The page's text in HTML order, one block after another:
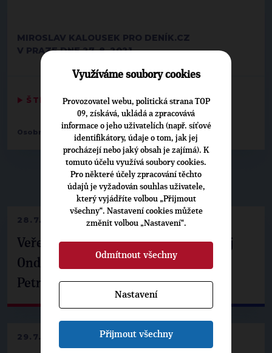
▶ NEPŘEHLÉDNĚTE
28.7.2026
Veřejné finance, euro i školství. Matěj
Ondřej Havel jednal s prezidentem
Petrem Pavlem
29.7.2026
MIROSLAV KALOUSEK PRO DENÍK.CZ
V PRAZE DNE 27. 8. 2021
▶ ŠTÍTKY◀
Osobnosti: Miroslav Kalousek
Využíváme soubory cookies
Provozovatel webu, politická strana TOP
09, získává, ukládá a zpracovává
informace o jeho uživatelích (např. síťové
identifikátory, údaje o tom, jak jej
procházejí nebo jaký obsah je zajímá). K
tomuto účelu využívá soubory cookies.
Pro některé účely zpracování těchto
údajů je vyžadován souhlas uživatele,
který vyjádříte volbou „Přijmout
všechny“. Nastavení cookies můžete
změnit volbou „Nastavení“.
Odmítnout všechny
Nastavení
Přijmout všechny